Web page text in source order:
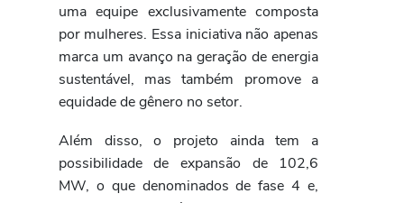
uma equipe exclusivamente composta
por mulheres. Essa iniciativa não apenas
marca um avanço na geração de energia
sustentável, mas também promove a
equidade de gênero no setor.
Além disso, o projeto ainda tem a
possibilidade de expansão de 102,6
MW, o que denominados de fase 4 e,